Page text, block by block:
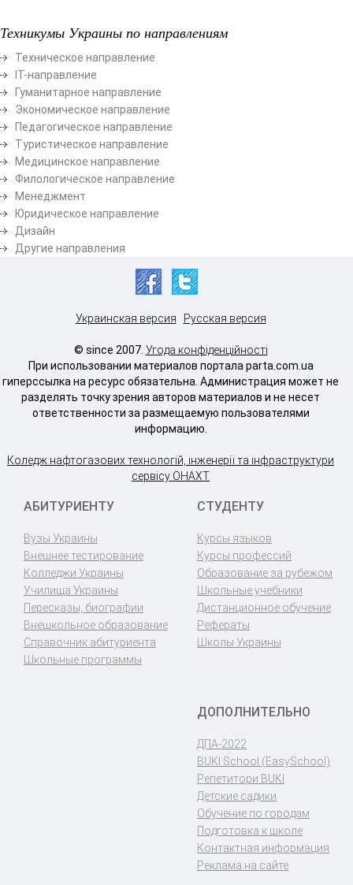
Техникумы Украины по направлениям
Техническое направление
ІТ-направление
Гуманитарное направление
Экономическое направление
Педагогическое направление
Туристическое направление
Медицинское направление
Филологическое направление
Менеджмент
Юридическое направление
Дизайн
Другие направления
Украинская версия Русская версия
© since 2007. Угода конфіденційності
При использовании материалов портала parta.com.ua
гиперссылка на ресурс обязательна. Администрация может не
разделять точку зрения авторов материалов и не несет
ответственности за размещаемую пользователями
информацию.
Коледж нафтогазових технологій, інженерії та інфраструктури
сервісу ОНАХТ
АБИТУРИЕНТУ
Вузы Украины
Внешнее тестирование
Колледжи Украины
Училища Украины
Пересказы, биографии
Внешкольное образование
Справочник абитуриента
Школьные программы
СТУДЕНТУ
Курсы языков
Курсы профессий
Образование за рубежом
Школьные учебники
Дистанционное обучение
Рефераты
Школы Украины
ДОПОЛНИТЕЛЬНО
ДПА-2022
BUKI School (EasySchool)
Репетитори BUKI
Детские садики
Обучение по городам
Подготовка к школе
Контактная информация
Реклама на сайте